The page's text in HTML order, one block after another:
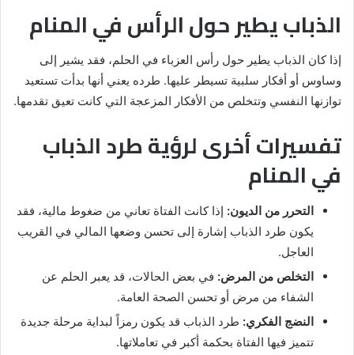
الذباب يطير حول الرأس في المنام
إذا كان الذباب يطير حول رأس العزباء في الحلم، فقد يشير إلى
وساوس أو أفكار سلبية تسيطر عليها. طرده يعني أنها بدأت تستعيد
توازنها النفسي وتتخلص من الأفكار المزعجة التي كانت تعيق تقدمها.
تفسيرات أخرى لرؤية طرد الذباب
في المنام
التحرر من الديون: إذا كانت الفتاة تعاني من ضغوط مالية، فقد
يكون طرد الذباب إشارة إلى تحسن وضعها المالي في القريب
العاجل.
التخلص من المرض: في بعض الحالات، قد يعبر الحلم عن
الشفاء من مرض أو تحسن الصحة العامة.
النضج الفكري: طرد الذباب قد يكون رمزاً لبداية مرحلة جديدة
تتميز فيها الفتاة بحكمة أكبر في تعاملاتها.